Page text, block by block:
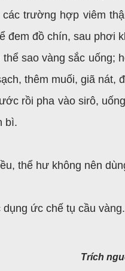
trường hợp viêm
đem đồ chín, sau phơi
sao vàng sắc uống;
thêm muối, giã nát,
rồi pha vào sirô,
bì.
thể hư không nên
ức chế tụ cầu vàng.
Trích